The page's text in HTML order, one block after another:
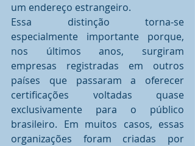
um endereço estrangeiro.
Essa distinção torna-se
especialmente importante porque,
nos últimos anos, surgiram
empresas registradas em outros
países que passaram a oferecer
certificações voltadas quase
exclusivamente para o público
brasileiro. Em muitos casos, essas
organizações foram criadas por